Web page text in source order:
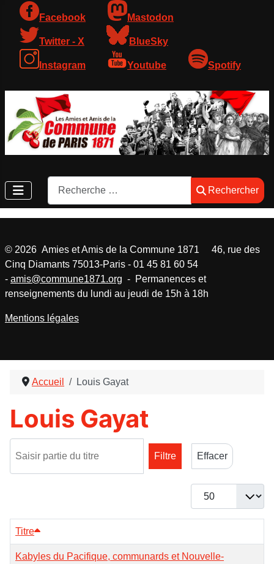
Facebook Mastodon
Twitter - X BlueSky
Instagram Youtube Spotify
Rechercher
Rechercher
Accueil Louis Gayat
Louis Gayat
Filtre
Effacer
Afficher #
Titre
Kabyles du Pacifique, communards et Nouvelle-
© 2026 Amies et Amis de la Commune 1871 46, rue des
Cinq Diamants 75013-Paris - 01 45 81 60 54
- amis@commune1871.org - Permanences et
renseignements du lundi au jeudi de 15h à 18h
Mentions légales